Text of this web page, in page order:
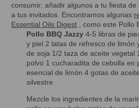
consumir; añadir algunos a tu fiesta
a tus invitados. Encontramos algunas
Essential Oils Digest , como este Pollo
Pollo BBQ Jazzy 4-5 libras de
y piel 2 latas de refresco de limón
de soja 1/2 taza de aceite vegetal
polvo 1 cucharadita de cebolla en
esencial de limón 4 gotas de
silvestre
Mezcle los ingredientes de la